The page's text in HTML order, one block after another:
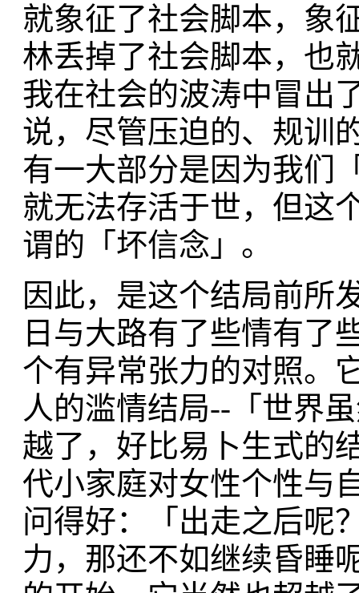
就象征了社会脚本，象
林丢掉了社会脚本，也
我在社会的波涛中冒出
说，尽管压迫的、规训
有一大部分是因为我们
就无法存活于世，但这
谓的「坏信念」。
因此，是这个结局前所
日与大路有了些情有了
个有异常张力的对照。
人的滥情结局--「世界
越了，好比易卜生式的
代小家庭对女性个性与
问得好：「出走之后呢
力，那还不如继续昏睡